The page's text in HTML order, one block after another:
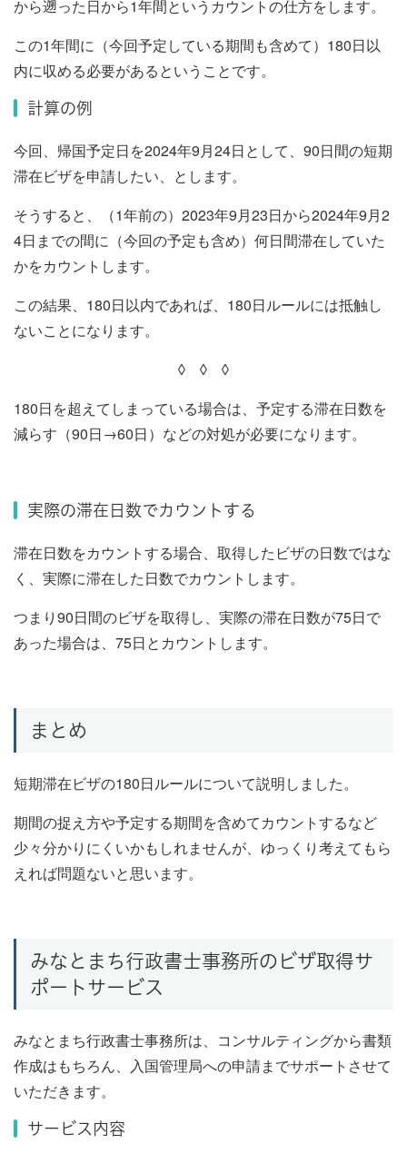
から遡った日から1年間というカウントの仕方をします。
この1年間に（今回予定している期間も含めて）180日以
内に収める必要があるということです。
計算の例
今回、帰国予定日を2024年9月24日として、90日間の短期
滞在ビザを申請したい、とします。
そうすると、（1年前の）2023年9月23日から2024年9月2
4日までの間に（今回の予定も含め）何日間滞在していた
かをカウントします。
この結果、180日以内であれば、180日ルールには抵触し
ないことになります。
◊ ◊ ◊
180日を超えてしまっている場合は、予定する滞在日数を
減らす（90日→60日）などの対処が必要になります。
実際の滞在日数でカウントする
滞在日数をカウントする場合、取得したビザの日数ではな
く、実際に滞在した日数でカウントします。
つまり90日間のビザを取得し、実際の滞在日数が75日で
あった場合は、75日とカウントします。
まとめ
短期滞在ビザの180日ルールについて説明しました。
期間の捉え方や予定する期間を含めてカウントするなど
少々分かりにくいかもしれませんが、ゆっくり考えてもら
えれば問題ないと思います。
みなとまち行政書士事務所のビザ取得サ
ポートサービス
みなとまち行政書士事務所は、コンサルティングから書類
作成はもちろん、入国管理局への申請までサポートさせて
いただきます。
サービス内容